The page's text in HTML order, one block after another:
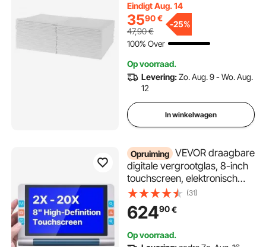
onderleggers met 5-laags
bescherming voor bed, bank
en matras, Onderlegger voor
huisdieren, volwassenen,
kinderen en senioren (75
stuks)
Eindigt Aug. 14
3590€
47,90€
-25%
100% Over
Op voorraad.
Levering:Zo. Aug. 9 - Wo. Aug.
12
In winkelwagen
Opruiming VEVOR draagbare
digitale vergrootglas, 8-inch
touchscreen, elektronisch
leesvergrootglas,
leeshulpmiddel voor
slechtzienden, 2-20x zoom,
kleurmodi, HDMI-uitgang,
(31)
62490€
Op voorraad.